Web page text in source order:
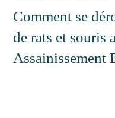
Comment se
de rats et souris
Assainissement